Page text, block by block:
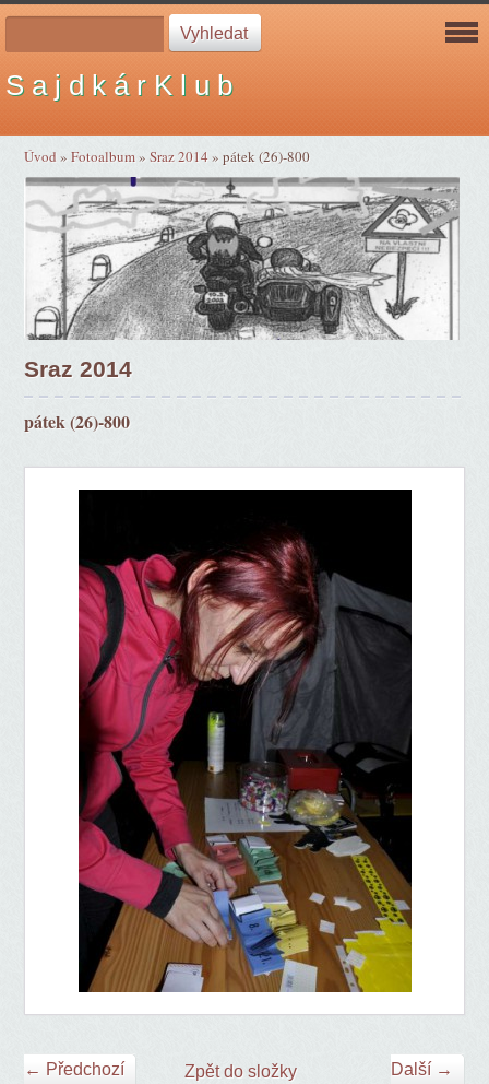
S a j d k á r K l u b
Úvod »Fotoalbum»Sraz 2014»pátek (26)-800
Sraz 2014
pátek (26)-800
← Předchozí Další →
Zpět do složky